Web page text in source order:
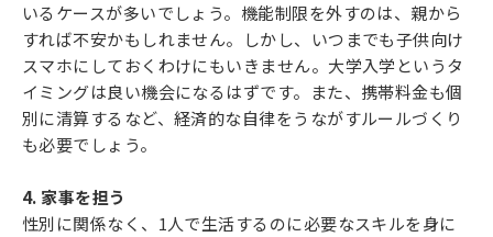
いるケースが多いでしょう。機能制限を外すのは、親から
すれば不安かもしれません。しかし、いつまでも子供向け
スマホにしておくわけにもいきません。大学入学というタ
イミングは良い機会になるはずです。また、携帯料金も個
別に清算するなど、経済的な自律をうながすルールづくり
も必要でしょう。
4. 家事を担う
性別に関係なく、1人で生活するのに必要なスキルを身に